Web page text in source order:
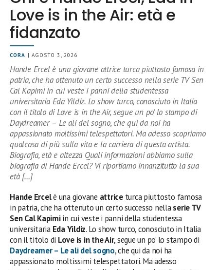
Love is in the Air: età e
fidanzato
CORA | AGOSTO 3, 2026
Hande Ercel è una giovane attrice turca piuttosto famosa in
patria, che ha ottenuto un certo successo nella serie TV Sen
Cal Kapimi in cui veste i panni della studentessa
universitaria Eda Yildiz. Lo show turco, conosciuto in Italia
con il titolo di Love is in the Air, segue un po’ lo stampo di
Daydreamer – Le ali del sogno, che qui da noi ha
appassionato moltissimi telespettatori. Ma adesso scopriamo
qualcosa di più sulla vita e la carriera di questa artista.
Biografia, età e altezza Quali informazioni abbiamo sulla
biografia di Hande Ercel? Vi riportiamo innanzitutto la sua
età […]
Hande Ercelè una giovane attriceturca piuttosto famosa
in patria, che ha ottenuto un certo successo nellaserie TV
Sen Cal Kapimiin cui veste i panni della studentessa
universitaria Eda Yildiz. Lo show turco, conosciuto in Italia
con il titolo di Love is in the Air, segue un po’ lo stampo di
Daydreamer – Le ali del sogno, che qui da noi ha
appassionato moltissimi telespettatori. Ma adesso